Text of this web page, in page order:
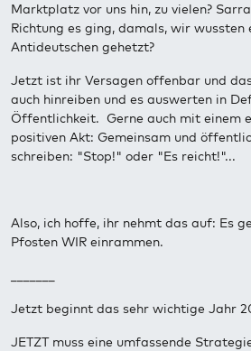
Marktplatz vor uns hin, zu vielen?
Richtung es ging, damals, wir wussten
Antideutschen gehetzt?
Jetzt ist ihr Versagen offenbar und
auch hinreiben und es auswerten in
Öffentlichkeit. Gerne auch mit einem
positiven Akt: Gemeinsam und
schreiben: "Stop!" oder "Es reicht!"...
Also, ich hoffe, ihr nehmt das auf: Es
Pfosten WIR einrammen.
Jetzt beginnt das sehr wichtige Jahr
JETZT muss eine umfassende